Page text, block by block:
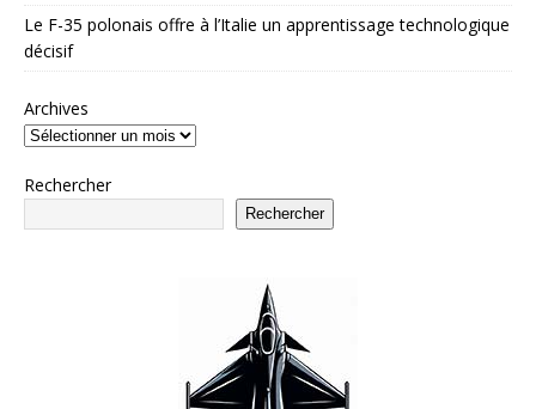
Le F-35 polonais offre à l’Italie un apprentissage technologique
décisif
Archives
Rechercher
Rechercher